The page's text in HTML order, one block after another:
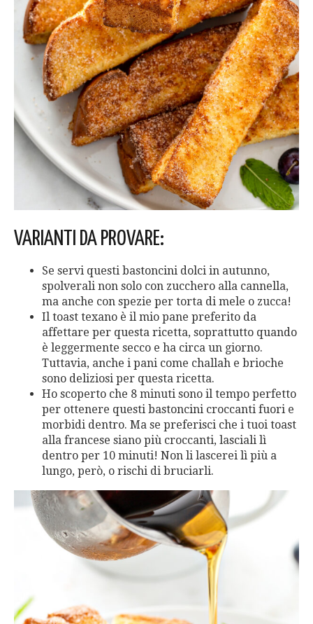
VARIANTI DA PROVARE:
Se servi questi bastoncini dolci in autunno,
spolverali non solo con zucchero alla cannella,
ma anche con spezie per torta di mele o zucca!
Il toast texano è il mio pane preferito da
affettare per questa ricetta, soprattutto quando
è leggermente secco e ha circa un giorno.
Tuttavia, anche i pani come challah e brioche
sono deliziosi per questa ricetta.
Ho scoperto che 8 minuti sono il tempo perfetto
per ottenere questi bastoncini croccanti fuori e
morbidi dentro. Ma se preferisci che i tuoi toast
alla francese siano più croccanti, lasciali lì
dentro per 10 minuti! Non li lascerei lì più a
lungo, però, o rischi di bruciarli.